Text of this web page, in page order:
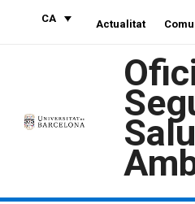
CA Actualitat